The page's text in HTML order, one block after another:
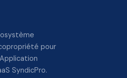
pour
SyndicPro.